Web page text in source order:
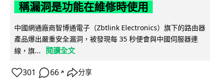
稱漏洞是功能在維修時使用
中國網通廠商智博通電子（Zbtlink Electronics）旗下的路由器
產品爆出嚴重安全漏洞，被發現每 35 秒便會與中國伺服器連
線，旗...
閱讀全文
301 66 ↗ 分享